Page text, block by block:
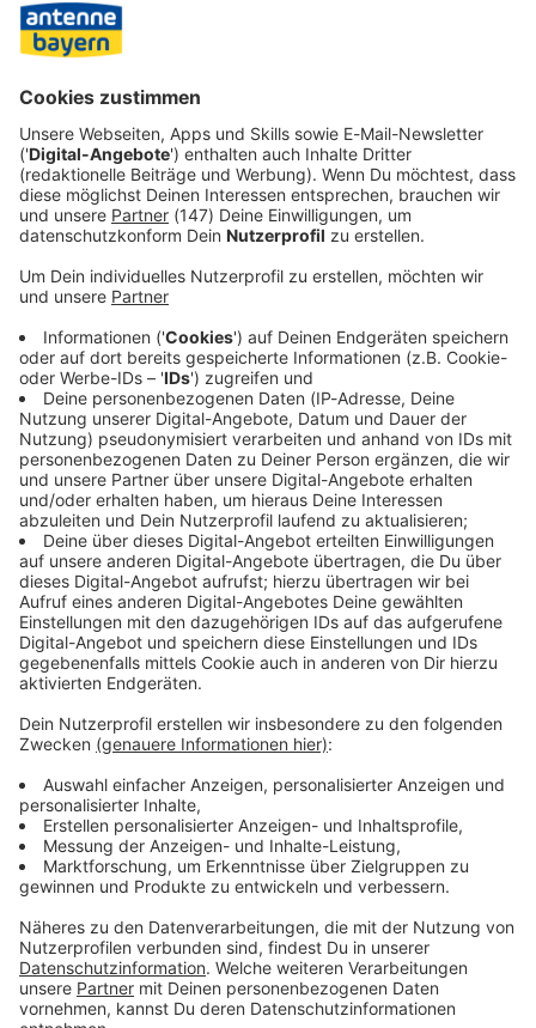
Immer auf dem Laufenden
bleiben!
Verpass' nichts mehr - mit unserem kostenlosen
ANTENNE BAYERN Newsletter. Ob Nachrichten,
Lifestyle oder unsere neuesten Aktionen - wir
informieren dich.
Zum Newsletter anmelden
Du möchtest uns etwas sagen?